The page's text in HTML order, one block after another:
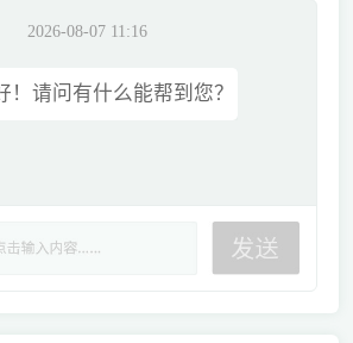
2026-08-07 11:16
！请问有什么能帮到您？